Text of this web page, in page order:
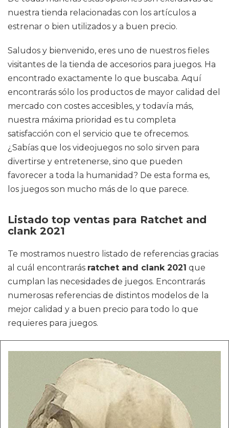
nuestra tienda relacionadas con los artículos a
estrenar o bien utilizados y a buen precio.
Saludos y bienvenido, eres uno de nuestros fieles
visitantes de la tienda de accesorios para juegos. Ha
encontrado exactamente lo que buscaba. Aquí
encontrarás sólo los productos de mayor calidad del
mercado con costes accesibles, y todavía más,
nuestra máxima prioridad es tu completa
satisfacción con el servicio que te ofrecemos.
¿Sabías que los videojuegos no solo sirven para
divertirse y entretenerse, sino que pueden
favorecer a toda la humanidad? De esta forma es,
los juegos son mucho más de lo que parece.
Listado top ventas para Ratchet and
clank 2021
Te mostramos nuestro listado de referencias gracias
al cuál encontrarás ratchet and clank 2021 que
cumplan las necesidades de juegos. Encontrarás
numerosas referencias de distintos modelos de la
mejor calidad y a buen precio para todo lo que
requieres para juegos.